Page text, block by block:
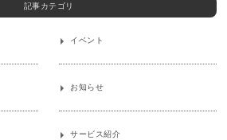
記事カテゴリ
イベント
お知らせ
サービス紹介